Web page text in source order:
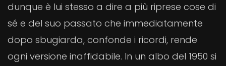
dunque è lui stesso a dire a più riprese cose di
sé e del suo passato che immediatamente
dopo sbugiarda, confonde i ricordi, rende
ogni versione inaffidabile. In un albo del 1950 si